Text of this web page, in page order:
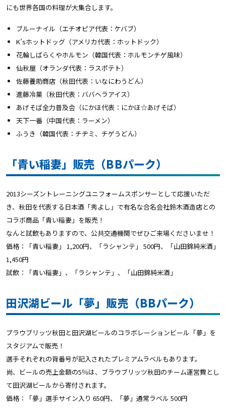
にも世界各国の料理が大集合します。
ブルーナイル（エチオピア代表：ケバブ）
K’sホットドッグ（アメリカ代表：ホットドック）
花輪しばらくやホルモン（韓国代表：ホルモンチゲ風味）
仙秋屋（オランダ代表：ラスポテト）
佐藤養助商店（秋田代表：いなにわうどん）
進藤冷菓（秋田代表：ババヘラアイス）
あげそば全力普及会（にかほ代表：にかほ☆あげそば）
天下一番（中国代表：ラーメン）
ふうき（韓国代表：チヂミ、チゲうどん）
「青い稲妻」販売（BBパーク）
2013シーズントレーニングユニフォームスポンサーとして応援いただ
き、秋田を代表する日本酒「秀よし」で有名な合名会社鈴木酒造店との
コラボ商品「青い稲妻」を販売！
なんと試飲もありますので、公共交通機関でぜひご来場くださいませ！
価格：「青い稲妻」 1,200円、「ラシャンテ」 500円、「山田錦純米酒」
1,450円
試飲：「青い稲妻」、「ラシャンテ」、「山田錦純米酒」
田沢湖ビール「夢」販売（BBパーク）
ブラウブリッツ秋田と田沢湖ビールのコラボレーションビール「夢」を
スタジアムで販売！
選手それぞれの背番号が記入されたプレミアムラベルもあります。
尚、ビールの売上金額の5％は、ブラウブリッツ秋田のチーム運営費とし
て田沢湖ビールから寄付されます。
価格：「夢」選手サイン入り 650円、「夢」通常ラベル 500円